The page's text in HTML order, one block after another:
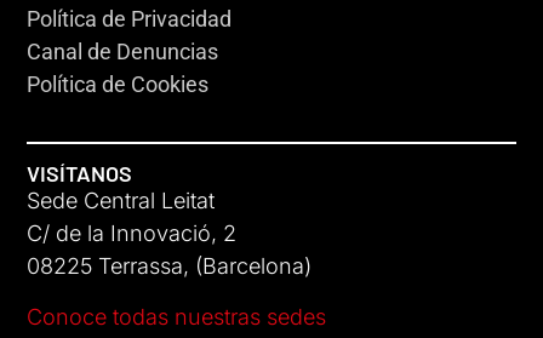
Política de Privacidad
Canal de Denuncias
Política de Cookies
VISÍTANOS
Sede Central Leitat
C/ de la Innovació, 2
08225 Terrassa, (Barcelona)
Conoce todas nuestras sedes